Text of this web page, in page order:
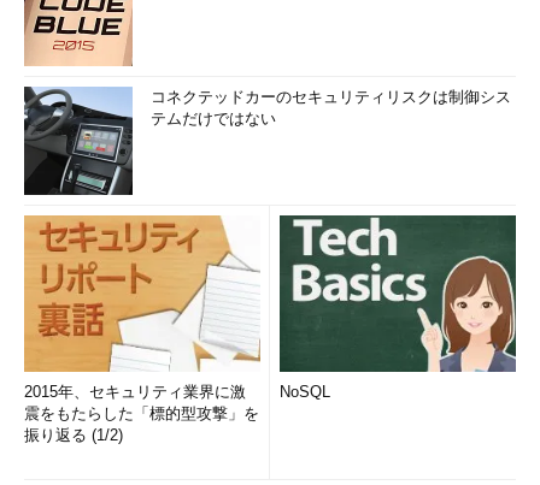
コネクテッドカーのセキュリティリスクは制御シス
テムだけではない
2015年、セキュリティ業界に激
震をもたらした「標的型攻撃」を
振り返る (1/2)
NoSQL